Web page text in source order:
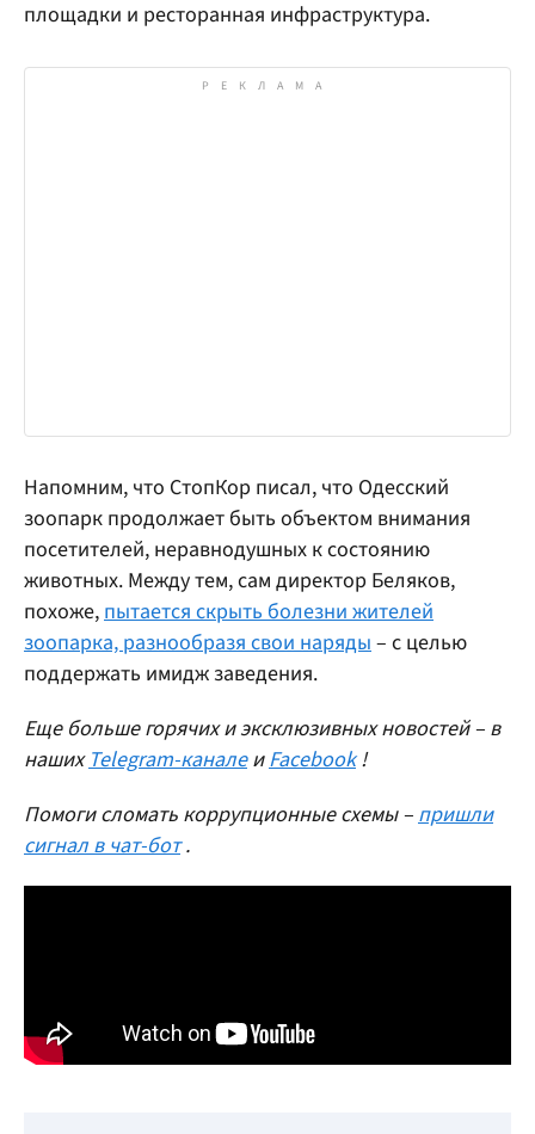
площадки и ресторанная инфраструктура.
Напомним, что СтопКор писал, что Одесский
зоопарк продолжает быть объектом внимания
посетителей, неравнодушных к состоянию
животных. Между тем, сам директор Беляков,
похоже,пытается скрыть болезни жителей
зоопарка, разнообразя свои наряды– с целью
поддержать имидж заведения.
Еще больше горячих и эксклюзивных новостей – в
нашихTelegram-канале иFacebook !
Помоги сломать коррупционные схемы –пришли
сигнал в чат-бот .